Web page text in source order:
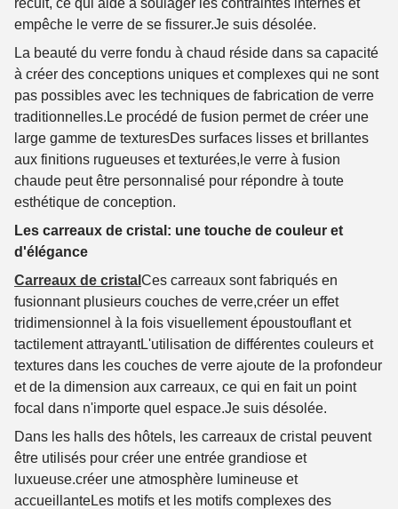
recuit, ce qui aide à soulager les contraintes internes et
empêche le verre de se fissurer.Je suis désolée.
La beauté du verre fondu à chaud réside dans sa capacité
à créer des conceptions uniques et complexes qui ne sont
pas possibles avec les techniques de fabrication de verre
traditionnelles.Le procédé de fusion permet de créer une
large gamme de texturesDes surfaces lisses et brillantes
aux finitions rugueuses et texturées,le verre à fusion
chaude peut être personnalisé pour répondre à toute
esthétique de conception.
Les carreaux de cristal: une touche de couleur et
d'élégance
Carreaux de cristal Ces carreaux sont fabriqués en
fusionnant plusieurs couches de verre,créer un effet
tridimensionnel à la fois visuellement époustouflant et
tactilement attrayantL'utilisation de différentes couleurs et
textures dans les couches de verre ajoute de la profondeur
et de la dimension aux carreaux, ce qui en fait un point
focal dans n'importe quel espace.Je suis désolée.
Dans les halls des hôtels, les carreaux de cristal peuvent
être utilisés pour créer une entrée grandiose et
luxueuse.créer une atmosphère lumineuse et
accueillanteLes motifs et les motifs complexes des